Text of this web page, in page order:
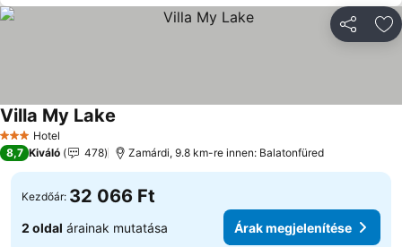
3 Kategória
Hotel
Villa My Lake
8,7 Kiváló 478 Zamárdi, 9.8 km-re innen: Balatonfüred
Kezdőár: 32 066 Ft
2 oldal árainak mutatása Árak megjelenítése